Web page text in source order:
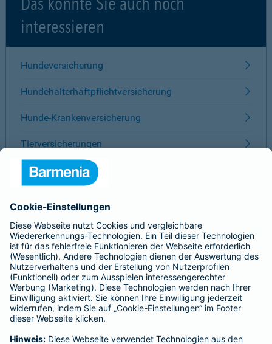
interessieren
Hundeversicherung
Hundehalterhaftpflichtversicherung
Hunde-Krankenversicherung
Tierversicherungen
ÜBER BARMENIA
Kontakt
Karriere
Presse
Unternehmen
Anfahrt
Affiliate-Partner werden
Barmenia ist Teil der BarmeniaGothaer